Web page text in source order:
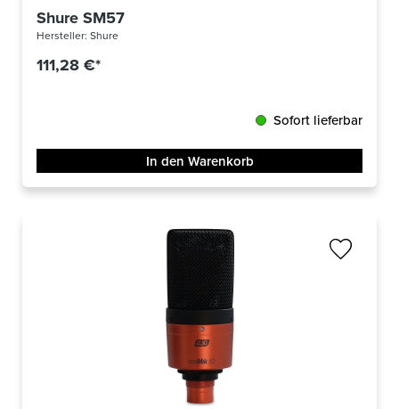
Shure SM57
Hersteller: Shure
111,28 €*
Sofort lieferbar
In den Warenkorb